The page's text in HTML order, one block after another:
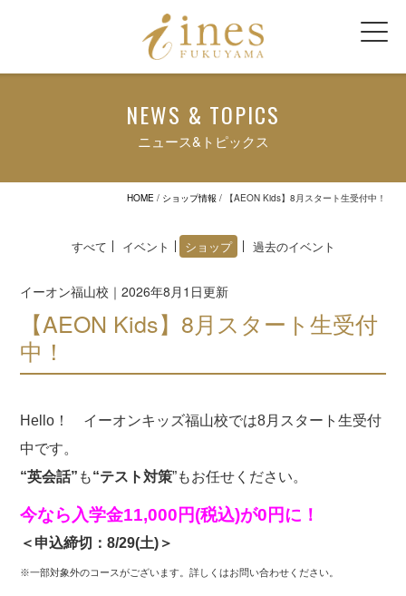
NEWS & TOPICS
ニュース&トピックス
HOME/ ショップ情報 / 【AEON Kids】8月スタート生受付中！
すべて イベント ショップ 過去のイベント
イーオン福山校｜2026年8月1日更新
【AEON Kids】8月スタート生受付
中！
Hello！ イーオンキッズ福山校では8月スタート生受付
中です。
“英会話” も“テスト対策”もお任せください。
今なら入学金11,000円(税込)が0円に！
＜申込締切：8/29(土)＞
※一部対象外のコースがございます。詳しくはお問い合わせください。